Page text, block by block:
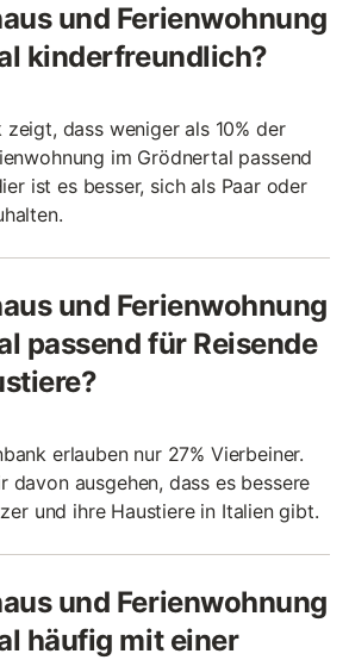
und Ferienwohnung
kinderfreundlich?
dass weniger als 10% der
im Grödnertal passend
ist es besser, sich als Paar oder
und Ferienwohnung
passend für Reisende
erlauben nur 27% Vierbeiner.
davon ausgehen, dass es bessere
und ihre Haustiere in Italien gibt.
und Ferienwohnung
häufig mit einer